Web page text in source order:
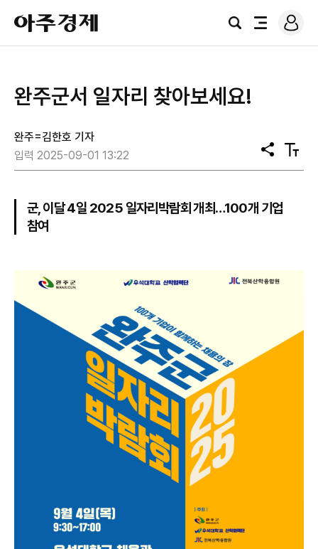
아
주
경
검
전
로
그
완주군서 일자리 찾아보세요!
완주=김한호 기자
입력 2025-09-01 13:22
공
유
텍
스
군, 이달 4일 2025 일자리박람회 개최…100개 기업
참여